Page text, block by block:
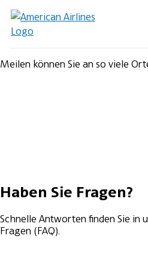
Meilen können Sie an so viele
Haben Sie Fragen?
Schnelle Antworten finden Sie in
Fragen (FAQ).